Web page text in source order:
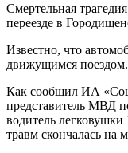
Смертельная
переезде в
Известно, что
движущимся поездом.
Как сообщил ИА
представитель МВД
водитель
травм скончалась на